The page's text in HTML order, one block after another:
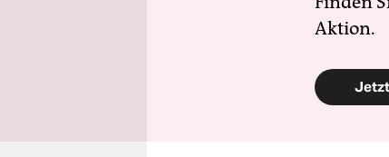
Aktion.